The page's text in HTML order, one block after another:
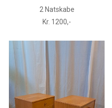
2 Natskabe
Kr. 1200,-